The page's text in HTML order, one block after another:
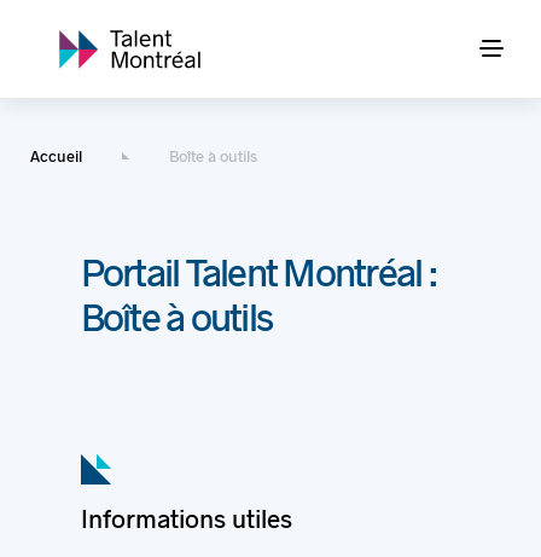
Accueil Boîte à outils
Portail Talent Montréal :
Boîte à outils
Informations utiles